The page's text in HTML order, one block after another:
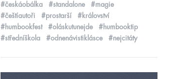
#českáobálka #standalone
#magie
#češtíautoři
#prostarší
#království
#humbookfest
#oláskutunejde
#humbooktip
#středníškola
#odnenávistiklásce #nejcitáty